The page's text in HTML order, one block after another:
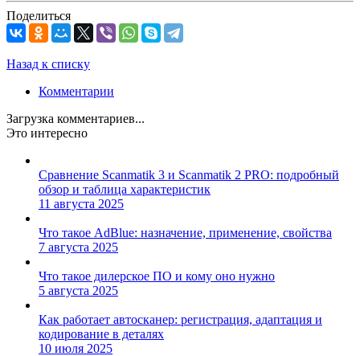
Поделиться
Назад к списку
Комментарии
Загрузка комментариев...
Это интересно
Сравнение Scanmatik 3 и Scanmatik 2 PRO: подробный
обзор и таблица характеристик
11 августа 2025
Что такое AdBlue: назначение, применение, свойства
7 августа 2025
Что такое дилерское ПО и кому оно нужно
5 августа 2025
Как работает автосканер: регистрация, адаптация и
кодирование в деталях
10 июля 2025